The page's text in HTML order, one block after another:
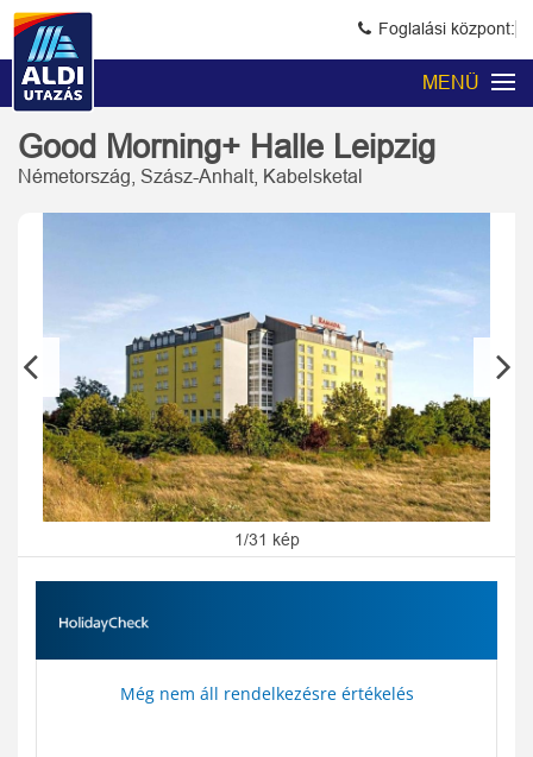
Foglalási központ:
MENÜ
Good Morning+ Halle Leipzig
Németország, Szász-Anhalt, Kabelsketal
Previous
1/31 kép
Next
Még nem áll rendelkezésre értékelés